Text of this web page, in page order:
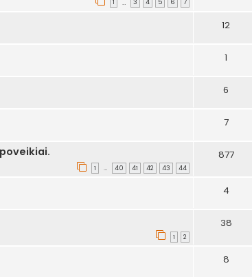
1 … 3 4 5 6 7
12
1
6
7
1 … 40 41 42 43 44
877
4
1 2
38
8